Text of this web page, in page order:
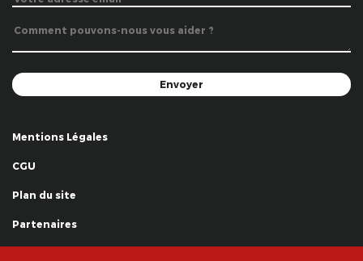
Mentions Légales
CGU
Plan du site
Partenaires